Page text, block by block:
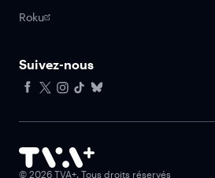
Roku
Suivez-nous
© 2026 TVA+. Tous droits réservés